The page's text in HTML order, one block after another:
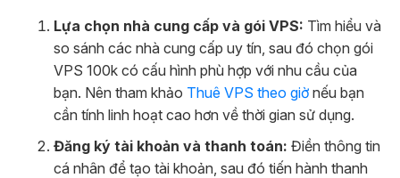
Lựa chọn nhà cung cấp và gói VPS: Tìm hiểu và
so sánh các nhà cung cấp uy tín, sau đó chọn gói
VPS 100k có cấu hình phù hợp với nhu cầu của
bạn. Nên tham khảo Thuê VPS theo giờ nếu bạn
cần tính linh hoạt cao hơn về thời gian sử dụng.
Đăng ký tài khoản và thanh toán: Điền thông tin
cá nhân để tạo tài khoản, sau đó tiến hành thanh